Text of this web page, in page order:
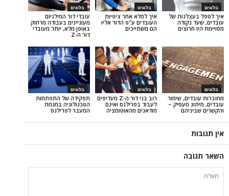
בלוגים
עובדי דור המילניום
מעוניינים בעבודה מרחוק
באופן מלא, יותר מעובדי
בלוגים
איך למלא אחר ציפיות
העובדים ע"פ הדור אליו
הם משתייכים
של
בלוגים
תפקידה של התפתחות
הטכנולוגיה במגמת
המעבר לפרילנס
בלוגים
רוב בני דור ה-Z מעדיפים
לעבוד בפרילנס ואינם
מודאגים מהאוטומציה
שימור
–